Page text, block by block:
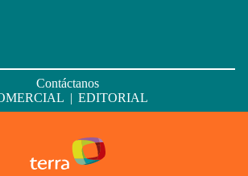
Contáctanos
| EDITORIAL